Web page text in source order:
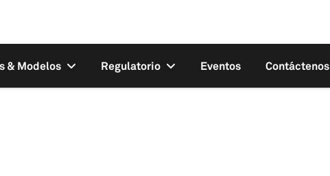
& Modelos Regulatorio Eventos Contáctenos